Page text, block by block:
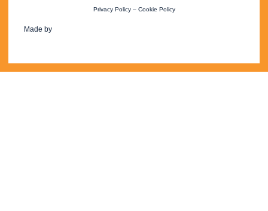
Privacy Policy– Cookie Policy
Made by